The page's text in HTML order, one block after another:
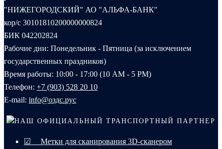
"НИЖЕГОРОДСКИЙ" АО "АЛЬФА-БАНК"
кор/с 30101810200000000824
БИК 042202824
Рабочие дни: Понедельник - Пятница (за исключением
государственных праздников)
Время работы: 10:00 - 17:00 (10 AM - 5 PM)
Телефон: +7 (903) 528 20 10‬
E-mail: info@оздс.рус
НАШ ОФИЦИАЛЬНЫЙ ТРАНСПОРТНЫЙ ПАРТНЕР
☑ Метки для сканирования 3D-сканером